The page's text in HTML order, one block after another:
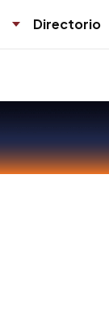
Directorio